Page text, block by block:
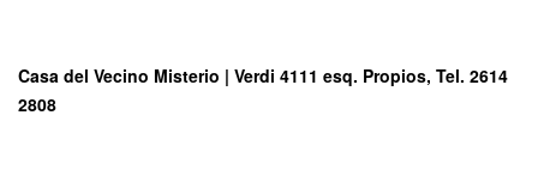
Casa del Vecino Misterio | Verdi 4111 esq. Propios, Tel. 2614
2808